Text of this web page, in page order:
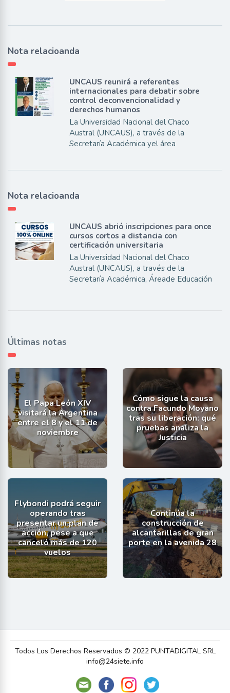
Nota relacioanda
UNCAUS reunirá a referentes
internacionales para debatir sobre
control deconvencionalidad y
derechos humanos
La Universidad Nacional del Chaco
Austral (UNCAUS), a través de la
Secretaría Académica yel área
Nota relacioanda
UNCAUS abrió inscripciones para once
cursos cortos a distancia con
certificación universitaria
La Universidad Nacional del Chaco
Austral (UNCAUS), a través de la
Secretaría Académica, Áreade Educación
Últimas notas
El Papa León XIV
visitará la Argentina
entre el 8 y el 11 de
noviembre
Cómo sigue la causa
contra Facundo Moyano
tras su liberación: qué
pruebas analiza la
Justicia
Flybondi podrá seguir
operando tras
presentar un plan de
acción, pese a que
canceló más de 120
vuelos
Continúa la
construcción de
alcantarillas de gran
porte en la avenida 28
Todos Los Derechos Reservados © 2022 PUNTADIGITAL SRL
info@24siete.info